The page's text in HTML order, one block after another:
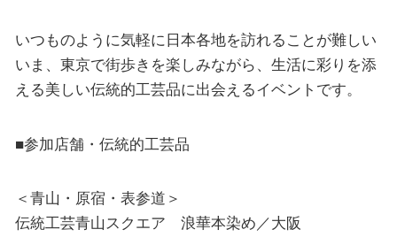
いつものように気軽に日本各地を訪れることが難しい
いま、東京で街歩きを楽しみながら、生活に彩りを添
える美しい伝統的工芸品に出会えるイベントです。
■参加店舗・伝統的工芸品
＜青山・原宿・表参道＞
伝統工芸青山スクエア 浪華本染め／大阪